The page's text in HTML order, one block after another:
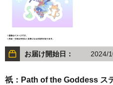
お届け開始日： 2024/
祇：Path of the Goddess ス